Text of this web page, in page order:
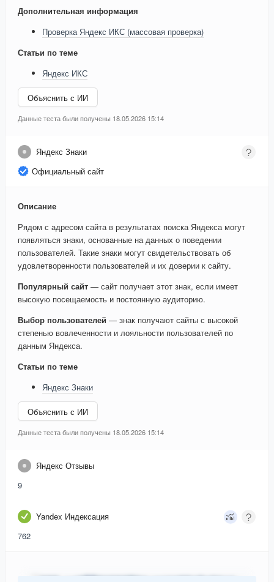
Дополнительная информация
Проверка Яндекс ИКС (массовая проверка)
Статьи по теме
Яндекс ИКС
Объяснить с ИИ
Данные теста были получены 18.05.2026 15:14
Яндекс Знаки
Официальный сайт
Описание
Рядом с адресом сайта в результатах поиска Яндекса могут
появляться знаки, основанные на данных о поведении
пользователей. Такие знаки могут свидетельствовать об
удовлетворенности пользователей и их доверии к сайту.
Популярный сайт — сайт получает этот знак, если имеет
высокую посещаемость и постоянную аудиторию.
Выбор пользователей — знак получают сайты с высокой
степенью вовлеченности и лояльности пользователей по
данным Яндекса.
Статьи по теме
Яндекс Знаки
Объяснить с ИИ
Данные теста были получены 18.05.2026 15:14
Яндекс Отзывы
9
Yandex Индексация
762